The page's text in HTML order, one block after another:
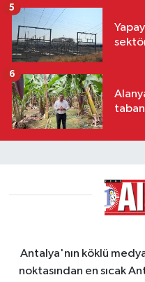
5
6
Antalya'nın köklü
noktasından en sıcak